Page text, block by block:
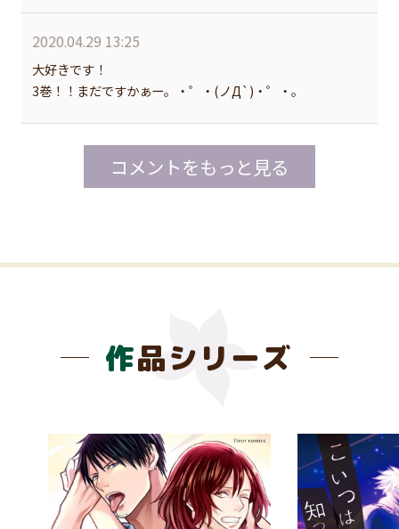
2020.04.29 13:25
大好きです！
3巻！！まだですかぁー。・゜・(ノД`)・゜・。
コメントをもっと見る
作品シリーズ